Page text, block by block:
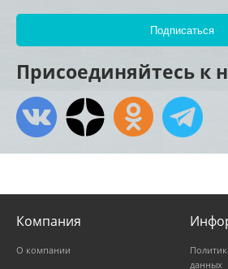
Присоединяйтесь к
Компания
О компании
данных